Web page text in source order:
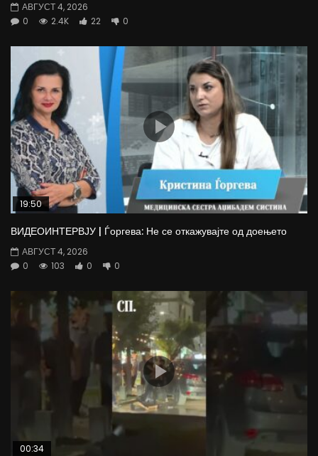
АВГУСТ 4, 2026
0
2.4K 22 0
19:50
ВИДЕОИНТЕРВЈУ | Ѓоргева: Не се откажувајте од доењето
АВГУСТ 4, 2026
0
103 0 0
00:34